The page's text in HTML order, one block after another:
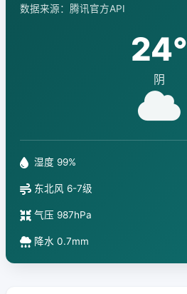
数据来源：腾讯官方API
24°
阴
湿度 99%
东北风 6-7级
气压 987hPa
降水 0.7mm